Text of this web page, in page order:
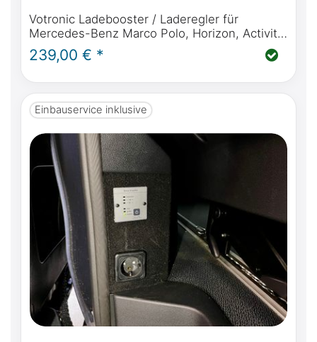
Votronic Ladebooster / Laderegler für
Mercedes-Benz Marco Polo, Horizon, Activity
W447, perfekte Ladung während der Fahrt für
deinen Camper
239,00 € *
Einbauservice inklusive